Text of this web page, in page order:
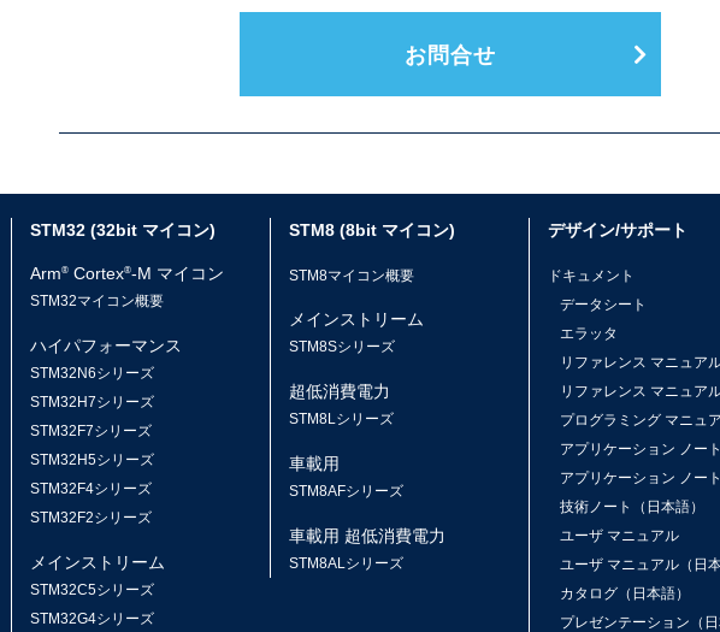
お問合せ
STM32 (32bit マイコン)
Arm® Cortex®-M マイコン
STM32マイコン概要
ハイパフォーマンス
STM32N6シリーズ
STM32H7シリーズ
STM32F7シリーズ
STM32H5シリーズ
STM32F4シリーズ
STM32F2シリーズ
メインストリーム
STM32C5シリーズ
STM32G4シリーズ
STM8 (8bit マイコン)
STM8マイコン概要
メインストリーム
STM8Sシリーズ
超低消費電力
STM8Lシリーズ
車載用
STM8AFシリーズ
車載用 超低消費電力
STM8ALシリーズ
デザイン/サポート
ドキュメント
データシート
エラッタ
リファレンス マニュア
リファレンス マニュア
プログラミング マニュ
アプリケーション ノー
アプリケーション ノー
技術ノート（日本語）
ユーザ マニュアル
ユーザ マニュアル（日
カタログ（日本語）
プレゼンテーション（